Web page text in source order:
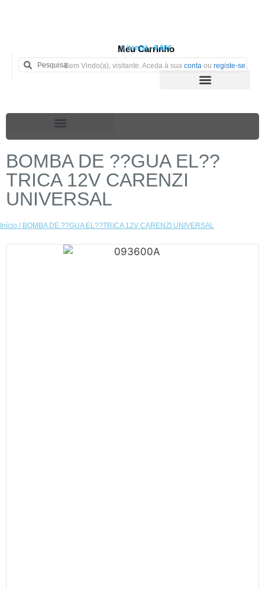
Meu Carrinho
0 iten(s) - 0.00€
Bem Vindo(a), visitante. Aceda à sua conta ou registe-se.
BOMBA DE ??GUA EL??
TRICA 12V CARENZI
UNIVERSAL
Início / BOMBA DE ??GUA EL??TRICA 12V CARENZI UNIVERSAL